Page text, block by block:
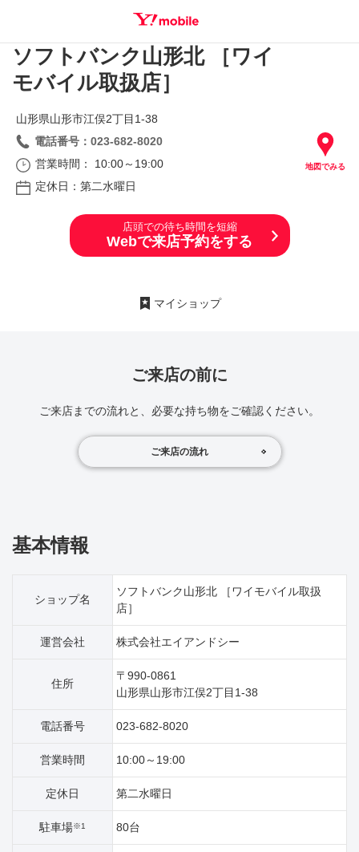
SEARCH
ソフトバンク山形北 ［ワイ
モバイル取扱店］
地図でみる
山形県山形市江俣2丁目1‐38
電話番号：023-682-8020
営業時間： 10:00～19:00
定休日：第二水曜日
店頭での待ち時間を短縮
Webで来店予約をする
マイショップ
ご来店の前に
ご来店までの流れと、必要な持ち物をご確認ください。
ご来店の流れ
基本情報
ショップ名
ソフトバンク山形北 ［ワイモバイル取扱
店］
運営会社 株式会社エイアンドシー
住所
〒990-0861
山形県山形市江俣2丁目1‐38
電話番号 023-682-8020
営業時間 10:00～19:00
定休日 第二水曜日
駐車場※1 80台